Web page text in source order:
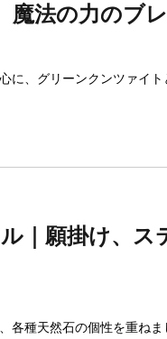
魔法の力のブ
に、グリーンクンツァイ
｜願掛け、ス
各種天然石の個性を重ね